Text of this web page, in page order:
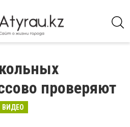
проверяют
ВИДЕО